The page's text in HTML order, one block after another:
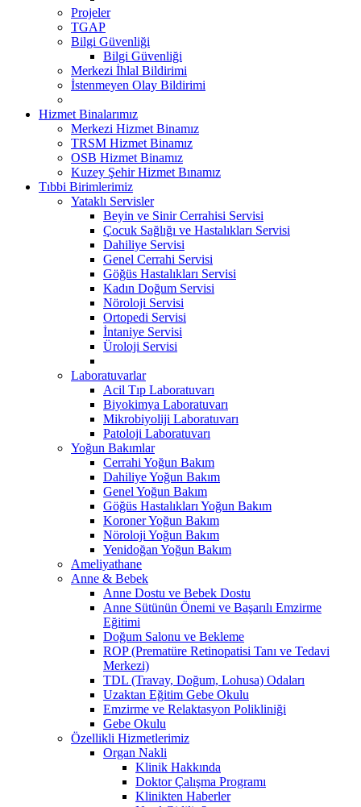
Projeler
TGAP
Bilgi Güvenliği
Bilgi Güvenliği
Merkezi İhlal Bildirimi
İstenmeyen Olay Bildirimi
Hizmet Binalarımız
Merkezi Hizmet Binamız
TRSM Hizmet Binamız
OSB Hizmet Binamız
Kuzey Şehir Hizmet Bınamız
Tıbbi Birimlerimiz
Yataklı Servisler
Beyin ve Sinir Cerrahisi Servisi
Çocuk Sağlığı ve Hastalıkları Servisi
Dahiliye Servisi
Genel Cerrahi Servisi
Göğüs Hastalıkları Servisi
Kadın Doğum Servisi
Nöroloji Servisi
Ortopedi Servisi
İntaniye Servisi
Üroloji Servisi
Laboratuvarlar
Acil Tıp Laboratuvarı
Biyokimya Laboratuvarı
Mikrobiyoliji Laboratuvarı
Patoloji Laboratuvarı
Yoğun Bakımlar
Cerrahi Yoğun Bakım
Dahiliye Yoğun Bakım
Genel Yoğun Bakım
Göğüs Hastalıkları Yoğun Bakım
Koroner Yoğun Bakım
Nöroloji Yoğun Bakım
Yenidoğan Yoğun Bakım
Ameliyathane
Anne & Bebek
Anne Dostu ve Bebek Dostu
Anne Sütünün Önemi ve Başarılı Emzirme
Eğitimi
Doğum Salonu ve Bekleme
ROP (Prematüre Retinopatisi Tanı ve Tedavi
Merkezi)
TDL (Travay, Doğum, Lohusa) Odaları
Uzaktan Eğitim Gebe Okulu
Emzirme ve Relaktasyon Polikliniği
Gebe Okulu
Özellikli Hizmetlerimiz
Organ Nakli
Klinik Hakkında
Doktor Çalışma Programı
Klinikten Haberler